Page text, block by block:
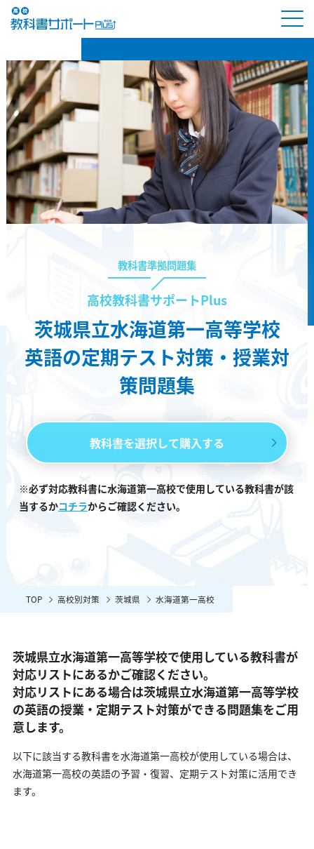
教科書準拠問題集
高校教科書サポートPlus
茨城県立水海道第一高等学校
英語の定期テスト対策・授業対
策問題集
教科書を選択して購入する
※必ず対応教科書に水海道第一高校で使用している教科書が該
当するかコチラからご確認ください。
TOP 高校別対策 茨城県 水海道第一高校
茨城県立水海道第一高等学校で使用している教科書が
対応リストにあるかご確認ください。
対応リストにある場合は茨城県立水海道第一高等学校
の英語の授業・定期テスト対策ができる問題集をご用
意します。
以下に該当する教科書を水海道第一高校が使用している場合は、
水海道第一高校の英語の予習・復習、定期テスト対策に活用でき
ます。